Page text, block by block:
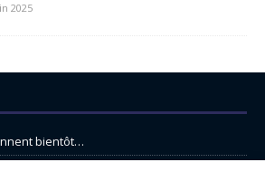
2025
bientôt…